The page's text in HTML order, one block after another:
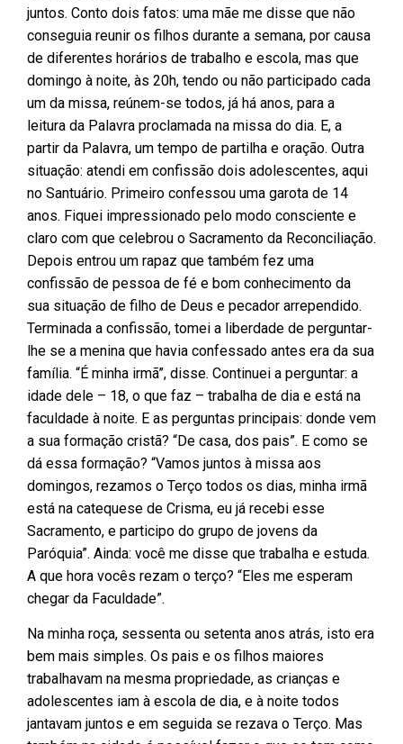
juntos. Conto dois fatos: uma mãe me disse que não
conseguia reunir os filhos durante a semana, por causa
de diferentes horários de trabalho e escola, mas que
domingo à noite, às 20h, tendo ou não participado cada
um da missa, reúnem-se todos, já há anos, para a
leitura da Palavra proclamada na missa do dia. E, a
partir da Palavra, um tempo de partilha e oração. Outra
situação: atendi em confissão dois adolescentes, aqui
no Santuário. Primeiro confessou uma garota de 14
anos. Fiquei impressionado pelo modo consciente e
claro com que celebrou o Sacramento da Reconciliação.
Depois entrou um rapaz que também fez uma
confissão de pessoa de fé e bom conhecimento da
sua situação de filho de Deus e pecador arrependido.
Terminada a confissão, tomei a liberdade de perguntar-
lhe se a menina que havia confessado antes era da sua
família. “É minha irmã”, disse. Continuei a perguntar: a
idade dele – 18, o que faz – trabalha de dia e está na
faculdade à noite. E as perguntas principais: donde vem
a sua formação cristã? “De casa, dos pais”. E como se
dá essa formação? “Vamos juntos à missa aos
domingos, rezamos o Terço todos os dias, minha irmã
está na catequese de Crisma, eu já recebi esse
Sacramento, e participo do grupo de jovens da
Paróquia”. Ainda: você me disse que trabalha e estuda.
A que hora vocês rezam o terço? “Eles me esperam
chegar da Faculdade”.
Na minha roça, sessenta ou setenta anos atrás, isto era
bem mais simples. Os pais e os filhos maiores
trabalhavam na mesma propriedade, as crianças e
adolescentes iam à escola de dia, e à noite todos
jantavam juntos e em seguida se rezava o Terço. Mas